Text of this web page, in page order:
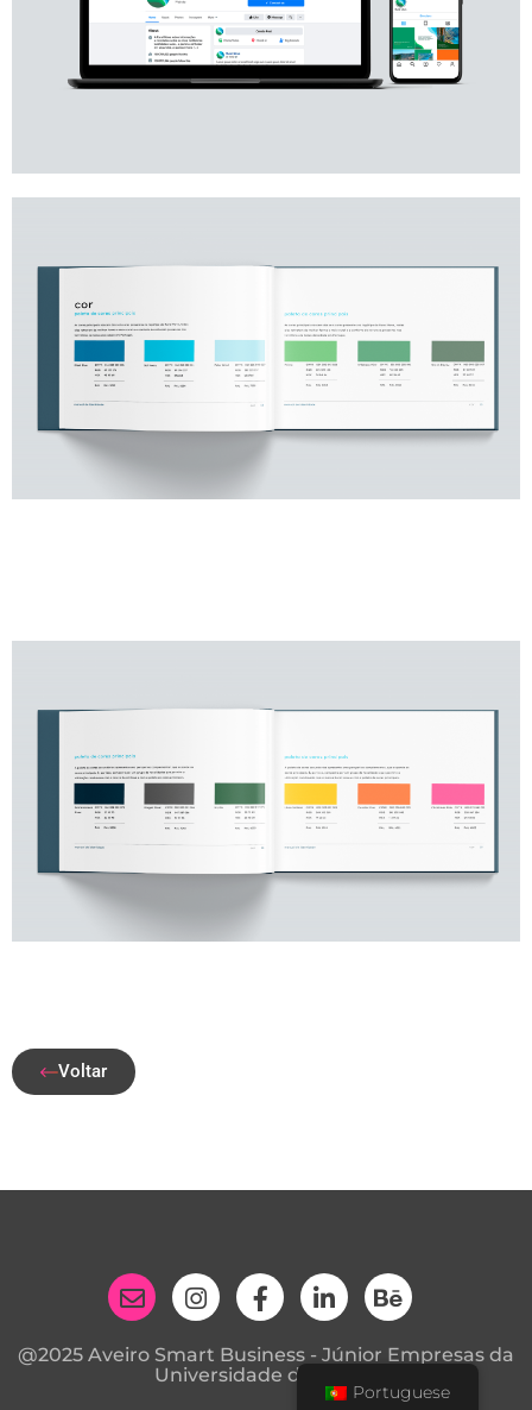
Voltar
@2025 Aveiro Smart Business - Júnior Empresas da
Universidade de Aveiro
Portuguese